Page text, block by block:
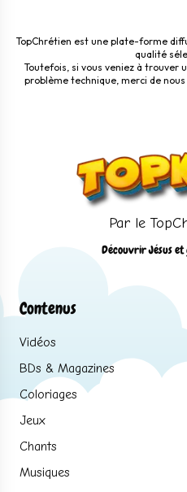
TopChrétien est une plate-forme
qualité
Toutefois, si vous veniez à trouver
problème technique, merci de
Par le
Découvrir Jésus
Contenus
Vidéos
BDs & Magazines
Coloriages
Jeux
Chants
Musiques